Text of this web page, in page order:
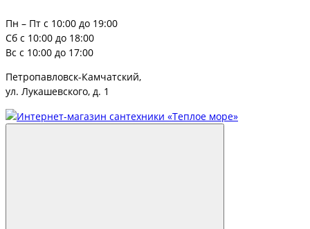
Пн – Пт с 10:00 до 19:00
Сб с 10:00 до 18:00
Вс с 10:00 до 17:00
Петропавловск-Камчатский,
ул. Лукашевского, д. 1